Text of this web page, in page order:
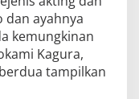
ayahnya
kemungkinan
Kagura,
tampilkan